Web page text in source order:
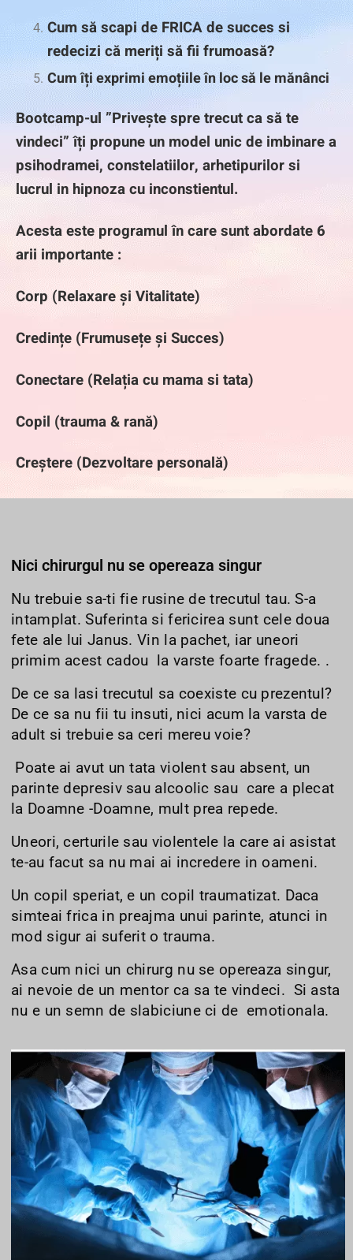
Cum să scapi de FRICA de succes si
redecizi că meriți să fii frumoasă?
Cum îți exprimi emoțiile în loc să le mănânci
Bootcamp-ul ”Privește spre trecut ca să te
vindeci” îți propune un model unic de imbinare a
psihodramei, constelatiilor, arhetipurilor si
lucrul in hipnoza cu inconstientul.
Acestaeste programul în caresunt abordate 6
ariiimportante :
Corp (Relaxare și Vitalitate)
Credințe (Frumusețe și Succes)
Conectare (Relația cu mama si tata)
Copil (trauma & rană)
Creștere (Dezvoltare personală)
Nici chirurgul nu se opereaza singur
Nu trebuie sa-ti fie rusine de trecutul tau. S-a
intamplat. Suferinta si fericirea sunt cele doua
fete ale lui Janus. Vin la pachet, iar uneori
primim acest cadou la varste foarte fragede. .
De ce sa lasi trecutul sa coexiste cu prezentul?
De ce sa nu fii tu insuti, nici acum la varsta de
adult si trebuie sa ceri mereu voie?
Poate ai avut un tata violent sau absent, un
parinte depresiv sau alcoolic sau care a plecat
la Doamne -Doamne, mult prea repede.
Uneori, certurile sau violentele la care ai asistat
te-au facut sa nu mai ai incredere in oameni.
Un copil speriat, e un copil traumatizat. Daca
simteai frica in preajma unui parinte, atunci in
mod sigur ai suferit o trauma.
Asa cum nici un chirurg nu se opereaza singur,
ai nevoie de un mentor ca sa te vindeci. Si asta
nu e un semn de slabiciune ci de emotionala.